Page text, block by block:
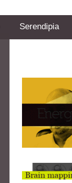
Serendipia